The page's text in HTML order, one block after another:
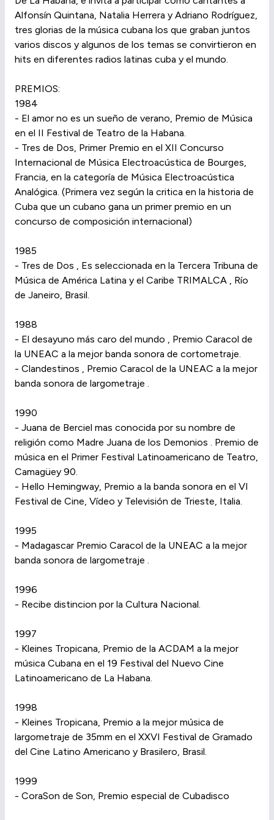
Alfonsín Quintana, Natalia Herrera y Adriano Rodríguez,
tres glorias de la música cubana los que graban juntos
varios discos y algunos de los temas se convirtieron en
hits en diferentes radios latinas cuba y el mundo.
PREMIOS:
1984
- El amor no es un sueño de verano, Premio de Música
en el II Festival de Teatro de la Habana.
- Tres de Dos, Primer Premio en el XII Concurso
Internacional de Música Electroacústica de Bourges,
Francia, en la categoría de Música Electroacústica
Analógica. (Primera vez según la critica en la historia de
Cuba que un cubano gana un primer premio en un
concurso de composición internacional)
1985
- Tres de Dos , Es seleccionada en la Tercera Tribuna de
Música de América Latina y el Caribe TRIMALCA , Río
de Janeiro, Brasil.
1988
- El desayuno más caro del mundo , Premio Caracol de
la UNEAC a la mejor banda sonora de cortometraje.
- Clandestinos , Premio Caracol de la UNEAC a la mejor
banda sonora de largometraje .
1990
- Juana de Berciel mas conocida por su nombre de
religión como Madre Juana de los Demonios . Premio de
música en el Primer Festival Latinoamericano de Teatro,
Camagüey 90.
- Hello Hemingway, Premio a la banda sonora en el VI
Festival de Cine, Vídeo y Televisión de Trieste, Italia.
1995
- Madagascar Premio Caracol de la UNEAC a la mejor
banda sonora de largometraje .
1996
- Recibe distincion por la Cultura Nacional.
1997
- Kleines Tropicana, Premio de la ACDAM a la mejor
música Cubana en el 19 Festival del Nuevo Cine
Latinoamericano de La Habana.
1998
- Kleines Tropicana, Premio a la mejor música de
largometraje de 35mm en el XXVI Festival de Gramado
del Cine Latino Americano y Brasilero, Brasil.
1999
- CoraSon de Son, Premio especial de Cubadisco